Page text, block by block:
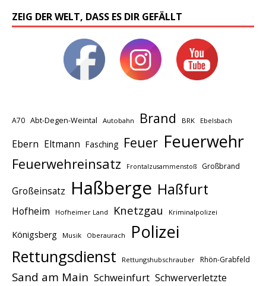
ZEIG DER WELT, DASS ES DIR GEFÄLLT
A70 Abt-Degen-Weintal Autobahn Brand BRK Ebelsbach
Ebern Eltmann Fasching Feuer Feuerwehr
Feuerwehreinsatz Frontalzusammenstoß Großbrand
Großeinsatz Haßberge Haßfurt
Hofheim Hofheimer Land Knetzgau Kriminalpolizei
Königsberg Musik Oberaurach Polizei
Rettungsdienst Rettungshubschrauber Rhön-Grabfeld
Sand am Main Schweinfurt Schwerverletzte